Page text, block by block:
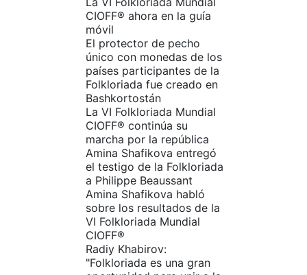
CIOFF®️ ahora en la guía
móvil
El protector de pecho
único con monedas de los
países participantes de la
Folkloriada fue creado en
Bashkortostán
La VI Folkloriada Mundial
CIOFF®️ continúa su
marcha por la república
Amina Shafikova entregó
el testigo de la Folkloriada
a Philippe Beaussant‎
Amina Shafikova habló
sobre los resultados de la
VI Folkloriada Mundial
CIOFF®️
Radiy Khabirov:
"Folkloriada es una gran